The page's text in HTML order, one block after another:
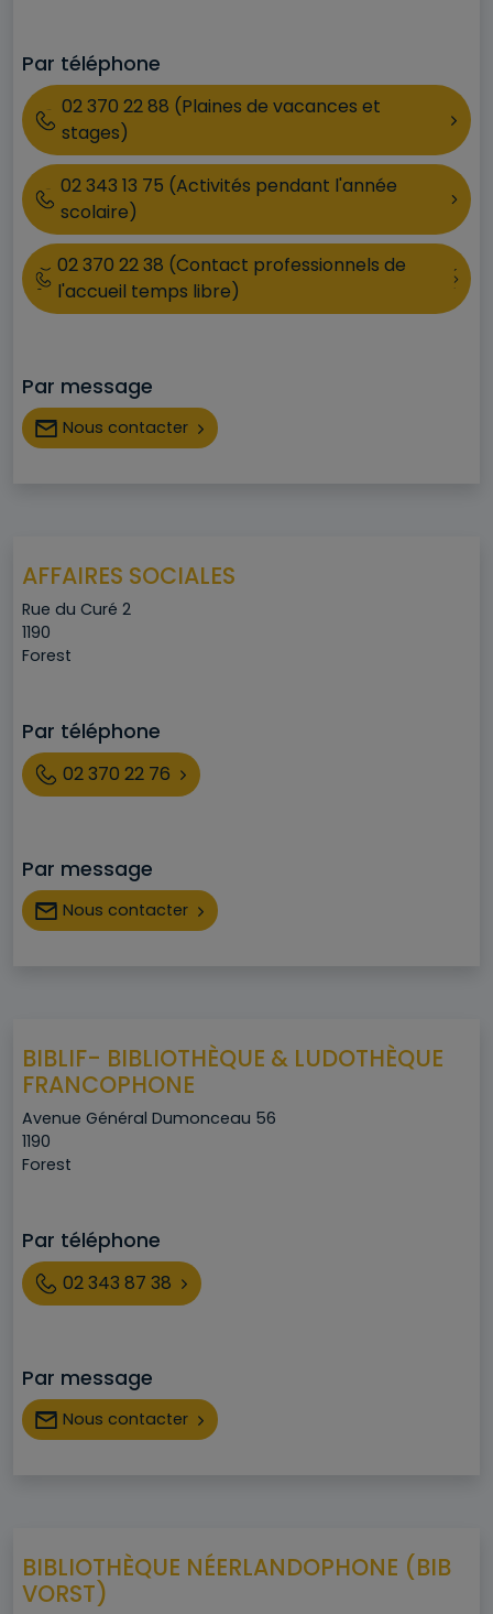
Par téléphone
Téléphone
02 370 22 88 (Plaines de vacances et
stages)
02 343 13 75 (Activités pendant l'année
scolaire)
02 370 22 38 (Contact professionnels de
l'accueil temps libre)
Par message
Nous contacter
AFFAIRES SOCIALES
Adresse
Rue du Curé 2
Code postal
1190
Ville
Forest
Par téléphone
Téléphone02 370 22 76
Par message
Nous contacter
BIBLIF- BIBLIOTHÈQUE & LUDOTHÈQUE
FRANCOPHONE
Adresse
Avenue Général Dumonceau 56
Code postal
1190
Ville
Forest
Par téléphone
Téléphone02 343 87 38
Par message
Nous contacter
BIBLIOTHÈQUE NÉERLANDOPHONE (BIB
VORST)